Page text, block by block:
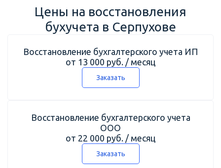
Цены на восстановления
бухучета в Серпухове
Восстановление бухгалтерского учета ИП
от 13 000 руб. / месяц
Заказать
Восстановление бухгалтерского учета
ООО
от 22 000 руб. / месяц
Заказать